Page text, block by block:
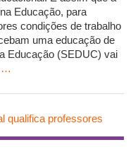
Educação, para
condições de trabalho
uma educação de
Educação (SEDUC) vai
…